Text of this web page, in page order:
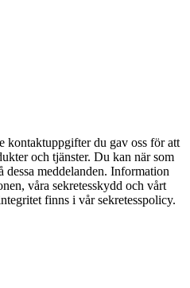
kontaktuppgifter du gav oss för att
och tjänster. Du kan när som
dessa meddelanden. Information
våra sekretesskydd och vårt
finns i vår sekretesspolicy.